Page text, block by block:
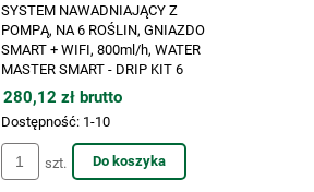
SYSTEM NAWADNIAJĄCY Z
POMPĄ, NA 6 ROŚLIN, GNIAZDO
SMART + WIFI, 800ml/h, WATER
MASTER SMART - DRIP KIT 6
280,12 zł brutto
Dostępność: 1-10
szt. Do koszyka